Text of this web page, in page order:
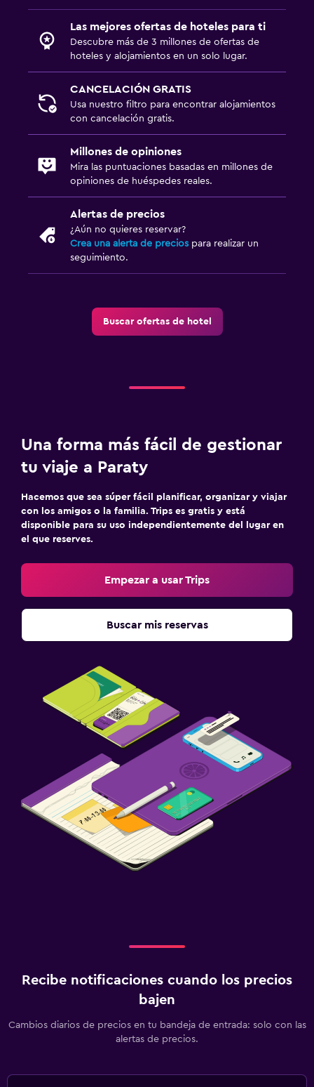
Las mejores ofertas de hoteles para ti
Descubre más de 3 millones de ofertas de
hoteles y alojamientos en un solo lugar.
CANCELACIÓN GRATIS
Usa nuestro filtro para encontrar alojamientos
con cancelación gratis.
Millones de opiniones
Mira las puntuaciones basadas en millones de
opiniones de huéspedes reales.
Alertas de precios
¿Aún no quieres reservar?
Crea una alerta de precios para realizar un
seguimiento.
Buscar ofertas de hotel
Una forma más fácil de gestionar
tu viaje a Paraty
Hacemos que sea súper fácil planificar, organizar y viajar
con los amigos o la familia. Trips es gratis y está
disponible para su uso independientemente del lugar en
el que reserves.
Empezar a usar Trips
Buscar mis reservas
Recibe notificaciones cuando los precios
bajen
Cambios diarios de precios en tu bandeja de entrada: solo con las
alertas de precios.